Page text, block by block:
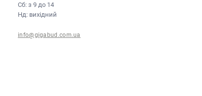
Сб: з 9 до 14
Нд: вихідний
info@gigabud.com.ua